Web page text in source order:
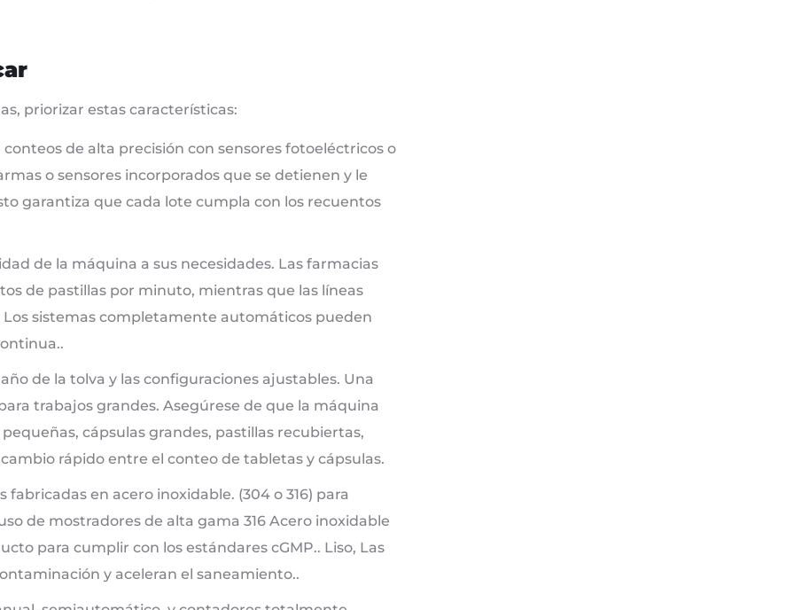
priorizar estas características:
de alta precisión con sensores fotoeléctricos o
o sensores incorporados que se detienen y le
garantiza que cada lote cumpla con los recuentos
de la máquina a sus necesidades. Las farmacias
de pastillas por minuto, mientras que las líneas
sistemas completamente automáticos pueden
de la tolva y las configuraciones ajustables. Una
trabajos grandes. Asegúrese de que la máquina
cápsulas grandes, pastillas recubiertas,
rápido entre el conteo de tabletas y cápsulas.
fabricadas en acero inoxidable. (304 o 316) para
de mostradores de alta gama 316 Acero inoxidable
para cumplir con los estándares cGMP.. Liso, Las
y aceleran el saneamiento..